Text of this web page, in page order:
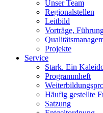
Unser Team
Regionalstellen
Leitbild
Vorträge,
Projekte
Service
Stark. Ein
Programmheft
Häufig gestellte
Satzung